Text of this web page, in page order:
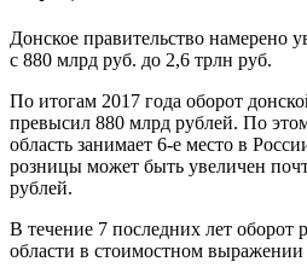
Донское правительство намерено
с 880 млрд руб. до 2,6 трлн руб.
По итогам 2017 года оборот
превысил 880 млрд рублей. По
область занимает 6-е место в
розницы может быть увеличен
рублей.
В течение 7 последних лет оборот
области в стоимостном выражении